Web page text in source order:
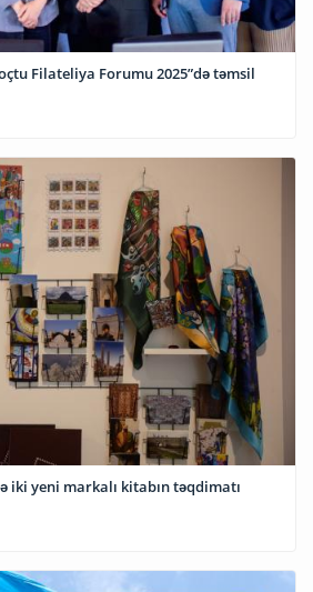
Filateliya Forumu 2025”də təmsil
iki yeni markalı kitabın təqdimatı